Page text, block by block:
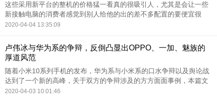
这些采用新平台的整机的价格猛一看真的很吸引人，尤其是会让一些
新接触电脑的消费者感觉到别人给他的出的差不多配置的要便宜很
多。
2020-04-04 13:35:09
卢伟冰与华为系的争辩，反倒凸显出OPPO、一加、魅族的
厚道风范
随着小米10系列手机的发布，华为系与小米系的口水争辩以及舆论战
达到了一个新的高峰，关于双方的争辩涉及的方方面面事例，本篇文
章不打算去一一列举，各位有兴趣，只需去社交平台上随便一查就可
2020-04-03 10:01:46